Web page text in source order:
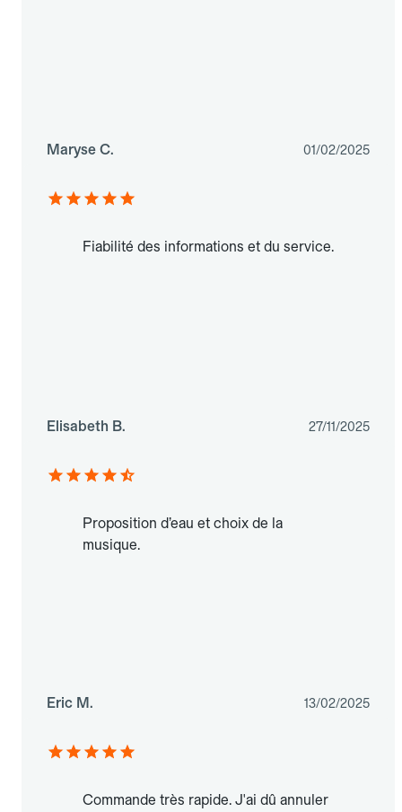
Maryse C. 01/02/2025
Fiabilité des informations et du service.
Elisabeth B. 27/11/2025
Proposition d’eau et choix de la
musique.
Eric M. 13/02/2025
Commande très rapide. J'ai dû annuler